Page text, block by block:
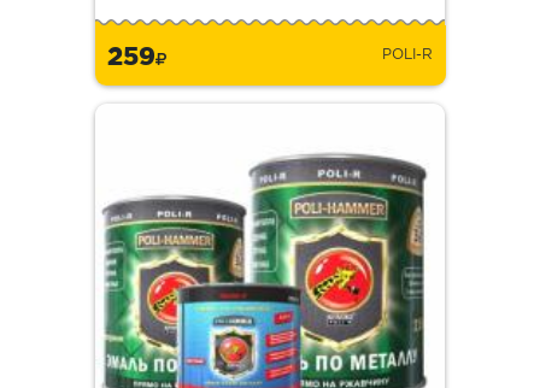
259 POLI-R